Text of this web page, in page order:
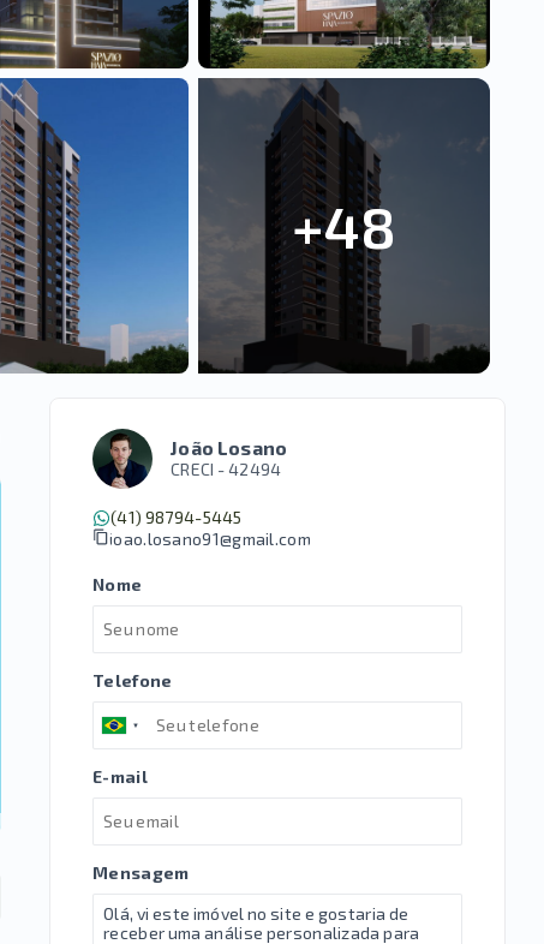
+48
João Losano
CRECI -42494
(41) 98794-5445
joao.losano91@gmail.com
Nome
Telefone
E-mail
Mensagem